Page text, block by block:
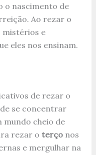
o nascimento de
Ao rezar o
mistérios e
eles nos ensinam.
de rezar o
se concentrar
mundo cheio de
rezar o terço nos
e mergulhar na